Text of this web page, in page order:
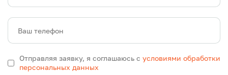
Ваш телефон
Отправляя заявку, я соглашаюсь с условиями обработки
персональных данных